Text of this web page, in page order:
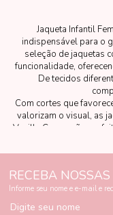
Jaqueta Infantil
indispensável para o
seleção de jaquetas
funcionalidade,
De tecidos
Com cortes que
valorizam o visual, as
Vanilla Cream são
RECEBA
Informe seu nome e e-mail e
Digite seu nome